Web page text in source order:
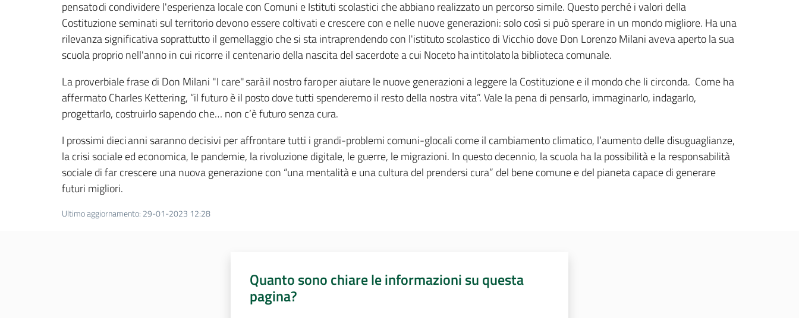
pensato di condividere l'esperienza locale con Comuni e Istituti scolastici che abbiano realizzato un percorso simile. Questo perché i valori della
Costituzione seminati sul territorio devono essere coltivati e crescere con e nelle nuove generazioni: solo così si può sperare in un mondo migliore. Ha una
rilevanza significativa soprattutto il gemellaggio che si sta intraprendendo con l'istituto scolastico di Vicchio dove Don Lorenzo Milani aveva aperto la sua
scuola proprio nell'anno in cui ricorre il centenario della nascita del sacerdote a cui Noceto ha intitolato la biblioteca comunale.
La proverbiale frase di Don Milani "I care" sarà il nostro faro per aiutare le nuove generazioni a leggere la Costituzione e il mondo che li circonda. Come ha
affermato Charles Kettering, “il futuro è il posto dove tutti spenderemo il resto della nostra vita”. Vale la pena di pensarlo, immaginarlo, indagarlo,
progettarlo, costruirlo sapendo che… non c’è futuro senza cura.
I prossimi dieci anni saranno decisivi per affrontare tutti i grandi-problemi comuni-glocali come il cambiamento climatico, l’aumento delle disuguaglianze,
la crisi sociale ed economica, le pandemie, la rivoluzione digitale, le guerre, le migrazioni. In questo decennio, la scuola ha la possibilità e la responsabilità
sociale di far crescere una nuova generazione con “una mentalità e una cultura del prendersi cura” del bene comune e del pianeta capace di generare
futuri migliori.
Ultimo aggiornamento: 29-01-2023 12:28
Quanto sono chiare le informazioni su questa
pagina?